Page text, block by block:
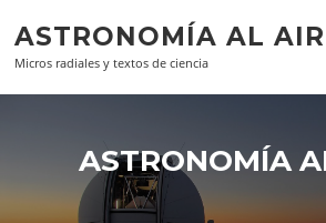
ASTRONOMÍA AL
Micros radiales y textos de ciencia
ASTRONOMÍA